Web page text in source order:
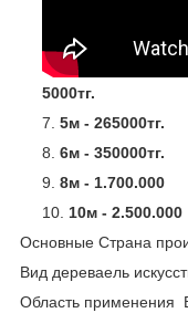
5000тг.
5м - 265000тг.
6м - 350000тг.
8м - 1.700.000
10м - 2.500.000
Основные Страна
Вид дереваель
Область применения